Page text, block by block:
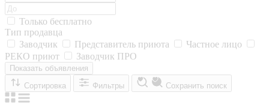
Только бесплатно
Тип продавца
Заводчик
Представитель приюта
Частное лицо
РЕКО приют
Заводчик ПРО
Показать объявления
Сортировка
Фильтры Сохранить поиск